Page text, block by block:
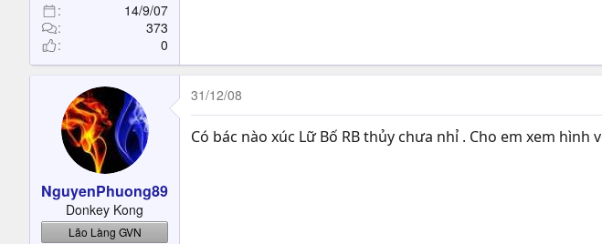
14/9/07
373
0
NguyenPhuong89
Donkey Kong
Lão Làng GVN
31/12/08
Có bác nào xúc Lữ Bố RB thủy chưa nhỉ . Cho em xem hình